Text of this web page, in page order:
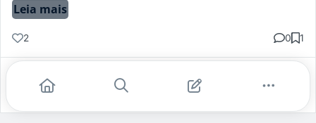
Leia mais
2 0 1
Gostei Comentar Salvar